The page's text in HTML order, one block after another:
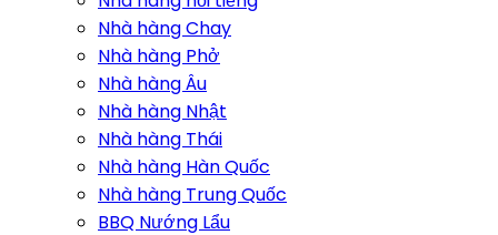
Nhà hàng Chay
Nhà hàng Phở
Nhà hàng Âu
Nhà hàng Nhật
Nhà hàng Thái
Nhà hàng Hàn Quốc
Nhà hàng Trung Quốc
BBQ Nướng Lẩu